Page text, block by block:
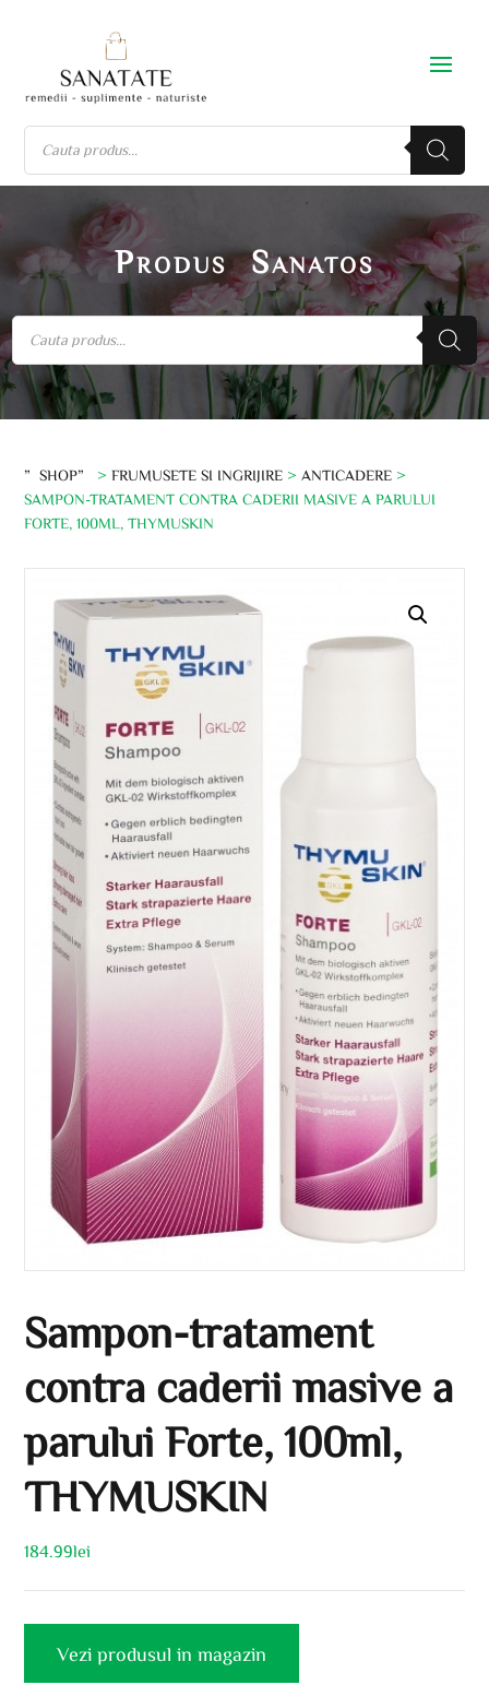
Produs Sanatos
”SHOP” >FRUMUSETE SI INGRIJIRE > ANTICADERE >
SAMPON-TRATAMENT CONTRA CADERII MASIVE A PARULUI
FORTE, 100ML, THYMUSKIN
Sampon-tratament
contra caderii masive a
parului Forte, 100ml,
THYMUSKIN
184.99lei
Vezi produsul in magazin